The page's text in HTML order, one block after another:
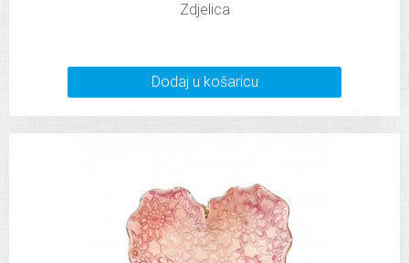
Zdjelica
Dodaj u košaricu